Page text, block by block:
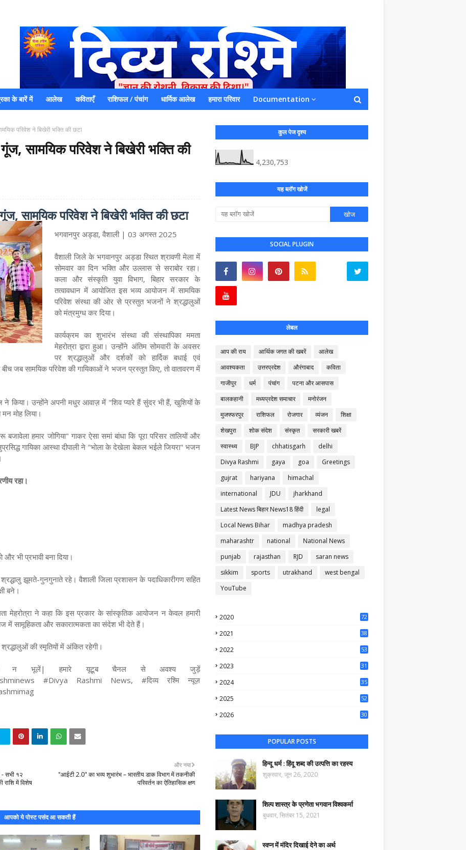
एक धर्मिक और राष्ट्रवादी पत्रिका है जो पाठको के आपसी सहयोग के द्वारा प्रकाशित किया जाता है अपना सहयोग हमारे इस खाते
के बारें में आलेख कविताएँ राशिफल / पंचांग धार्मिक आलेख हमारा परिवार Documentation
परिवेश ने बिखेरी भक्ति की छटा
सामयिक परिवेश ने बिखेरी भक्ति की
सामयिक परिवेश ने बिखेरी भक्ति की छटा
भगवानपुर अड्डा, वैशाली | 03 अगस्त 2025
वैशाली जिले के भगवानपुर अड्डा स्थित श्रावणी मेला में
सोमवार का दिन भक्ति और उल्लास से सराबोर रहा।
कला और संस्कृति युवा विभाग, बिहार सरकार के
तत्वावधान में आयोजित इस भव्य आयोजन में सामयिक
परिवेश संस्था की ओर से प्रस्तुत भजनों ने श्रद्धालुओं
को मंत्रमुग्ध कर दिया।
कार्यक्रम का शुभारंभ संस्था की संस्थापिका ममता
मेहरोत्रा द्वारा हुआ। उन्होंने अंतिम सोमवारी के अवसर
पर श्रद्धालुओं और दर्शकों को हार्दिक बधाई एवं
जब सामयिक परिवेश की गायिकाओं ने भजन प्रस्तुत किए, तो वातावरण में
किया। उन्होंने अपनी मधुर आवाज़ में "शिव प्यारे हैं सुंदर भी हैं, खुशियों के
मोह लिया।
हमार जोगिया" गाकर ऐसा समां बांधा कि पूरा परिसर तालियों और
गायिका आस्था दीपाली ने "भोला के देखेला बेकल भईले जियरा" भजन
रहा।
भी प्रभावी बना दिया।
झूमते-गुनगुनाते रहे। वैशाली जिला प्रशासन के पदाधिकारीगण सहित
बने।
मेहरोत्रा ने कहा कि इस प्रकार के सांस्कृतिक आयोजन न केवल हमारी
में सामूहिकता और सकारात्मकता का संदेश भी देते हैं।
की स्मृतियों में अंकित रहेगी।
न भूलें| हमारे यूटूब चैनल से अवश्य जुड़ें
#Divya Rashmi News, #दिव्य रश्मि न्यूज़
और नया
"आईटी 2.0" का भव्य शुभारंभ – भारतीय डाक विभाग में तकनीकी
परिवर्तन का ऐतिहासिक क्षण
- सभी १२
राशि में विशेष
आपको ये पोस्ट पसंद आ सकती हैं
कुल पेज दृश्य
4,230,753
यह ब्लॉग खोजें
SOCIAL PLUGIN
लेबल
आप की राय आर्थिक जगत की खबरें
आलेख
आवश्यकता
उत्तरप्रदेश औरंगाबाद
कविता
गाजीपुर
धर्म पंचांग
पटना और आसपास
बालकहानी
मध्यप्रदेश समाचार
मनोरंजन
मुजफ्फरपुर
राशिफल रोजगार व्यंजन
शिक्षा
शेखपुरा
शोक संदेश संस्कृत
सरकारी खबरें
स्वास्थ्य
BJP chhatisgarh
delhi
Divya Rashmi
gaya goa
Greetings
gujrat
hariyana
himachal
international
JDU
jharkhand
Latest News बिहार News18 हिंदी
legal
Local News Bihar
madhya pradesh
maharashtr
national
National News
punjab
rajasthan RJD
saran news
sikkim
sports utrakhand
west bengal
YouTube
2020
72
2021
38
2022
53
2023
31
2024
35
2025
52
2026
30
POPULAR POSTS
हिन्दू धर्म : हिंदू शब्द की उत्पत्ति का रहस्य
शुक्रवार, जून 26, 2020
शिल्प शास्त्र के प्रणेता भगवान विश्वकर्मा
बुधवार, सितंबर 15, 2021
स्वप्न में मंदिर दिखाई देने का अर्थ